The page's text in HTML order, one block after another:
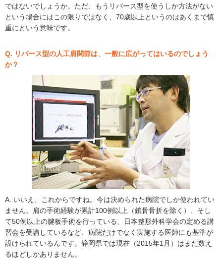
ではないでしょうか。ただ、もうリバース型を使うしか方法がない
という場合にはこの限りではなく、70歳以上というのはあくまで慎
重にという意味です。
Q. リバース型の人工肩関節は、一般に広がってはいるのでしょう
か？
A. いいえ、これからですね。今は決められた病院でしか使われてい
ません。肩の手術経験が累計100例以上（鎖骨骨折を除く）、そし
て50例以上の腱板手術を行っている、日本整形外科学会の定める講
習会を受講しているなど、病院だけでなく実施する医師にも基準が
設けられているんです。静岡県では現在（2015年1月）はまだ数え
るほどしかありません。